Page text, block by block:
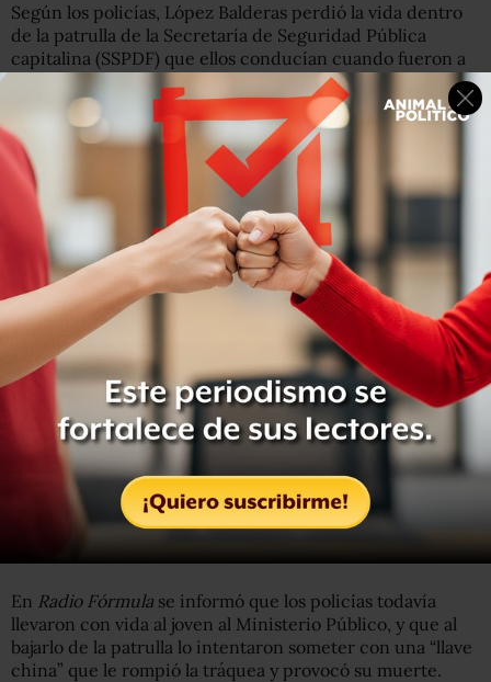
Según los policías, López Balderas perdió la vida dentro
de la patrulla de la Secretaría de Seguridad Pública
capitalina (SSPDF) que ellos conducían cuando fueron a
No obstante, después quela Procuraduría capitalina
realizó las investigaciones
, peritajes y necropsia
correspondientes determinó que en realidad fueron los
dos policías quienes lo mataron.
En Radio Fórmula se informó que los policías todavía
llevaron con vida al joven al Ministerio Público, y que al
bajarlo de la patrulla lo intentaron someter con una “llave
china” que le rompió la tráquea y provocó su muerte.